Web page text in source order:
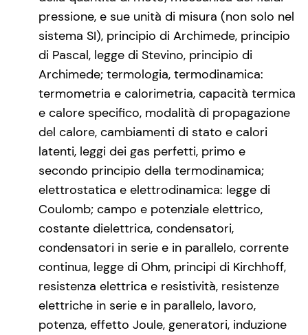
pressione, e sue unità di misura (non solo nel
sistema SI), principio di Archimede, principio
di Pascal, legge di Stevino, principio di
Archimede; termologia, termodinamica:
termometria e calorimetria, capacità termica
e calore specifico, modalità di propagazione
del calore, cambiamenti di stato e calori
latenti, leggi dei gas perfetti, primo e
secondo principio della termodinamica;
elettrostatica e elettrodinamica: legge di
Coulomb; campo e potenziale elettrico,
costante dielettrica, condensatori,
condensatori in serie e in parallelo, corrente
continua, legge di Ohm, principi di Kirchhoff,
resistenza elettrica e resistività, resistenze
elettriche in serie e in parallelo, lavoro,
potenza, effetto Joule, generatori, induzione